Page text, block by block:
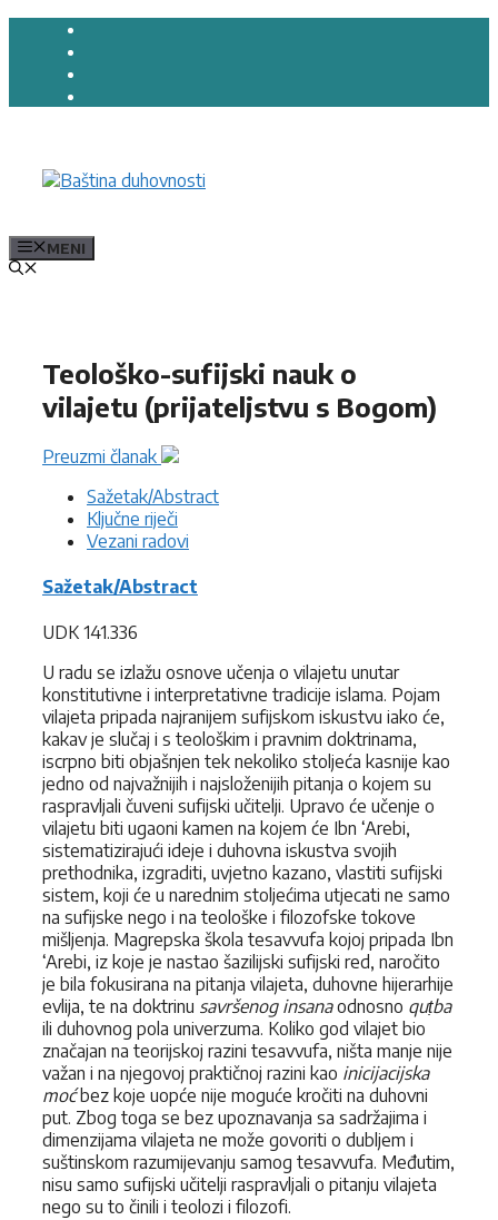
Preskoči
MENI
Teološko-sufijski nauk o
vilajetu (prijateljstvu s Bogom)
Preuzmi članak
Sažetak/Abstract
Ključne riječi
Vezani radovi
Sažetak/Abstract
UDK 141.336
U radu se izlažu osnove učenja o vilajetu unutar
konstitutivne i interpretativne tradicije islama. Pojam
vilajeta pripada najranijem sufijskom iskustvu iako će,
kakav je slučaj i s teološkim i pravnim doktrinama,
iscrpno biti objašnjen tek nekoliko stoljeća kasnije kao
jedno od najvažnijih i najsloženijih pitanja o kojem su
raspravljali čuveni sufijski učitelji. Upravo će učenje o
vilajetu biti ugaoni kamen na kojem će Ibn ‘Arebi,
sistematizirajući ideje i duhovna iskustva svojih
prethodnika, izgraditi, uvjetno kazano, vlastiti sufijski
sistem, koji će u narednim stoljećima utjecati ne samo
na sufijske nego i na teološke i filozofske tokove
mišljenja. Magrepska škola tesavvufa kojoj pripada Ibn
‘Arebi, iz koje je nastao šazilijski sufijski red, naročito
je bila fokusirana na pitanja vilajeta, duhovne hijerarhije
evlija, te na doktrinu savršenog insanaodnosno quṭba
ili duhovnog pola univerzuma. Koliko god vilajet bio
značajan na teorijskoj razini tesavvufa, ništa manje nije
važan i na njegovoj praktičnoj razini kao inicijacijska
moćbez koje uopće nije moguće kročiti na duhovni
put. Zbog toga se bez upoznavanja sa sadržajima i
dimenzijama vilajeta ne može govoriti o dubljem i
suštinskom razumijevanju samog tesavvufa. Međutim,
nisu samo sufijski učitelji raspravljali o pitanju vilajeta
nego su to činili i teolozi i filozofi.